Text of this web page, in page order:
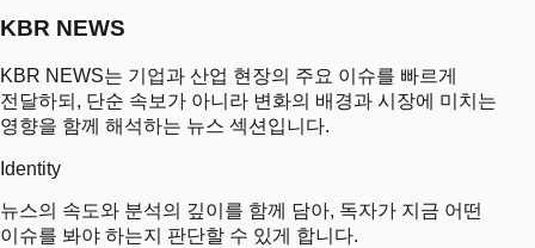
KBR NEWS
KBR NEWS는 기업과 산업 현장의 주요 이슈를 빠르게
전달하되, 단순 속보가 아니라 변화의 배경과 시장에 미치는
영향을 함께 해석하는 뉴스 섹션입니다.
Identity
뉴스의 속도와 분석의 깊이를 함께 담아, 독자가 지금 어떤
이슈를 봐야 하는지 판단할 수 있게 합니다.